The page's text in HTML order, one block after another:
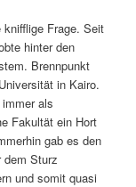
Frage. Seit
hinter den
Brennpunkt
in Kairo.
als
Fakultät ein Hort
gab es den
dem Sturz
und somit quasi